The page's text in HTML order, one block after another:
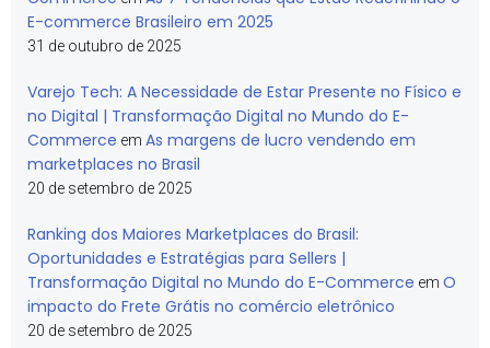
E-commerce Brasileiro em 2025
31 de outubro de 2025
Varejo Tech: A Necessidade de Estar Presente no Físico e
no Digital | Transformação Digital no Mundo do E-
Commerce em As margens de lucro vendendo em
marketplaces no Brasil
20 de setembro de 2025
Ranking dos Maiores Marketplaces do Brasil:
Oportunidades e Estratégias para Sellers |
Transformação Digital no Mundo do E-Commerce em O
impacto do Frete Grátis no comércio eletrônico
20 de setembro de 2025